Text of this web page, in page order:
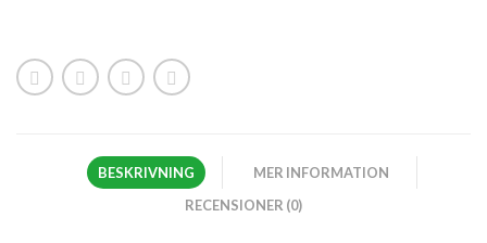
BESKRIVNING
MER INFORMATION
RECENSIONER (0)